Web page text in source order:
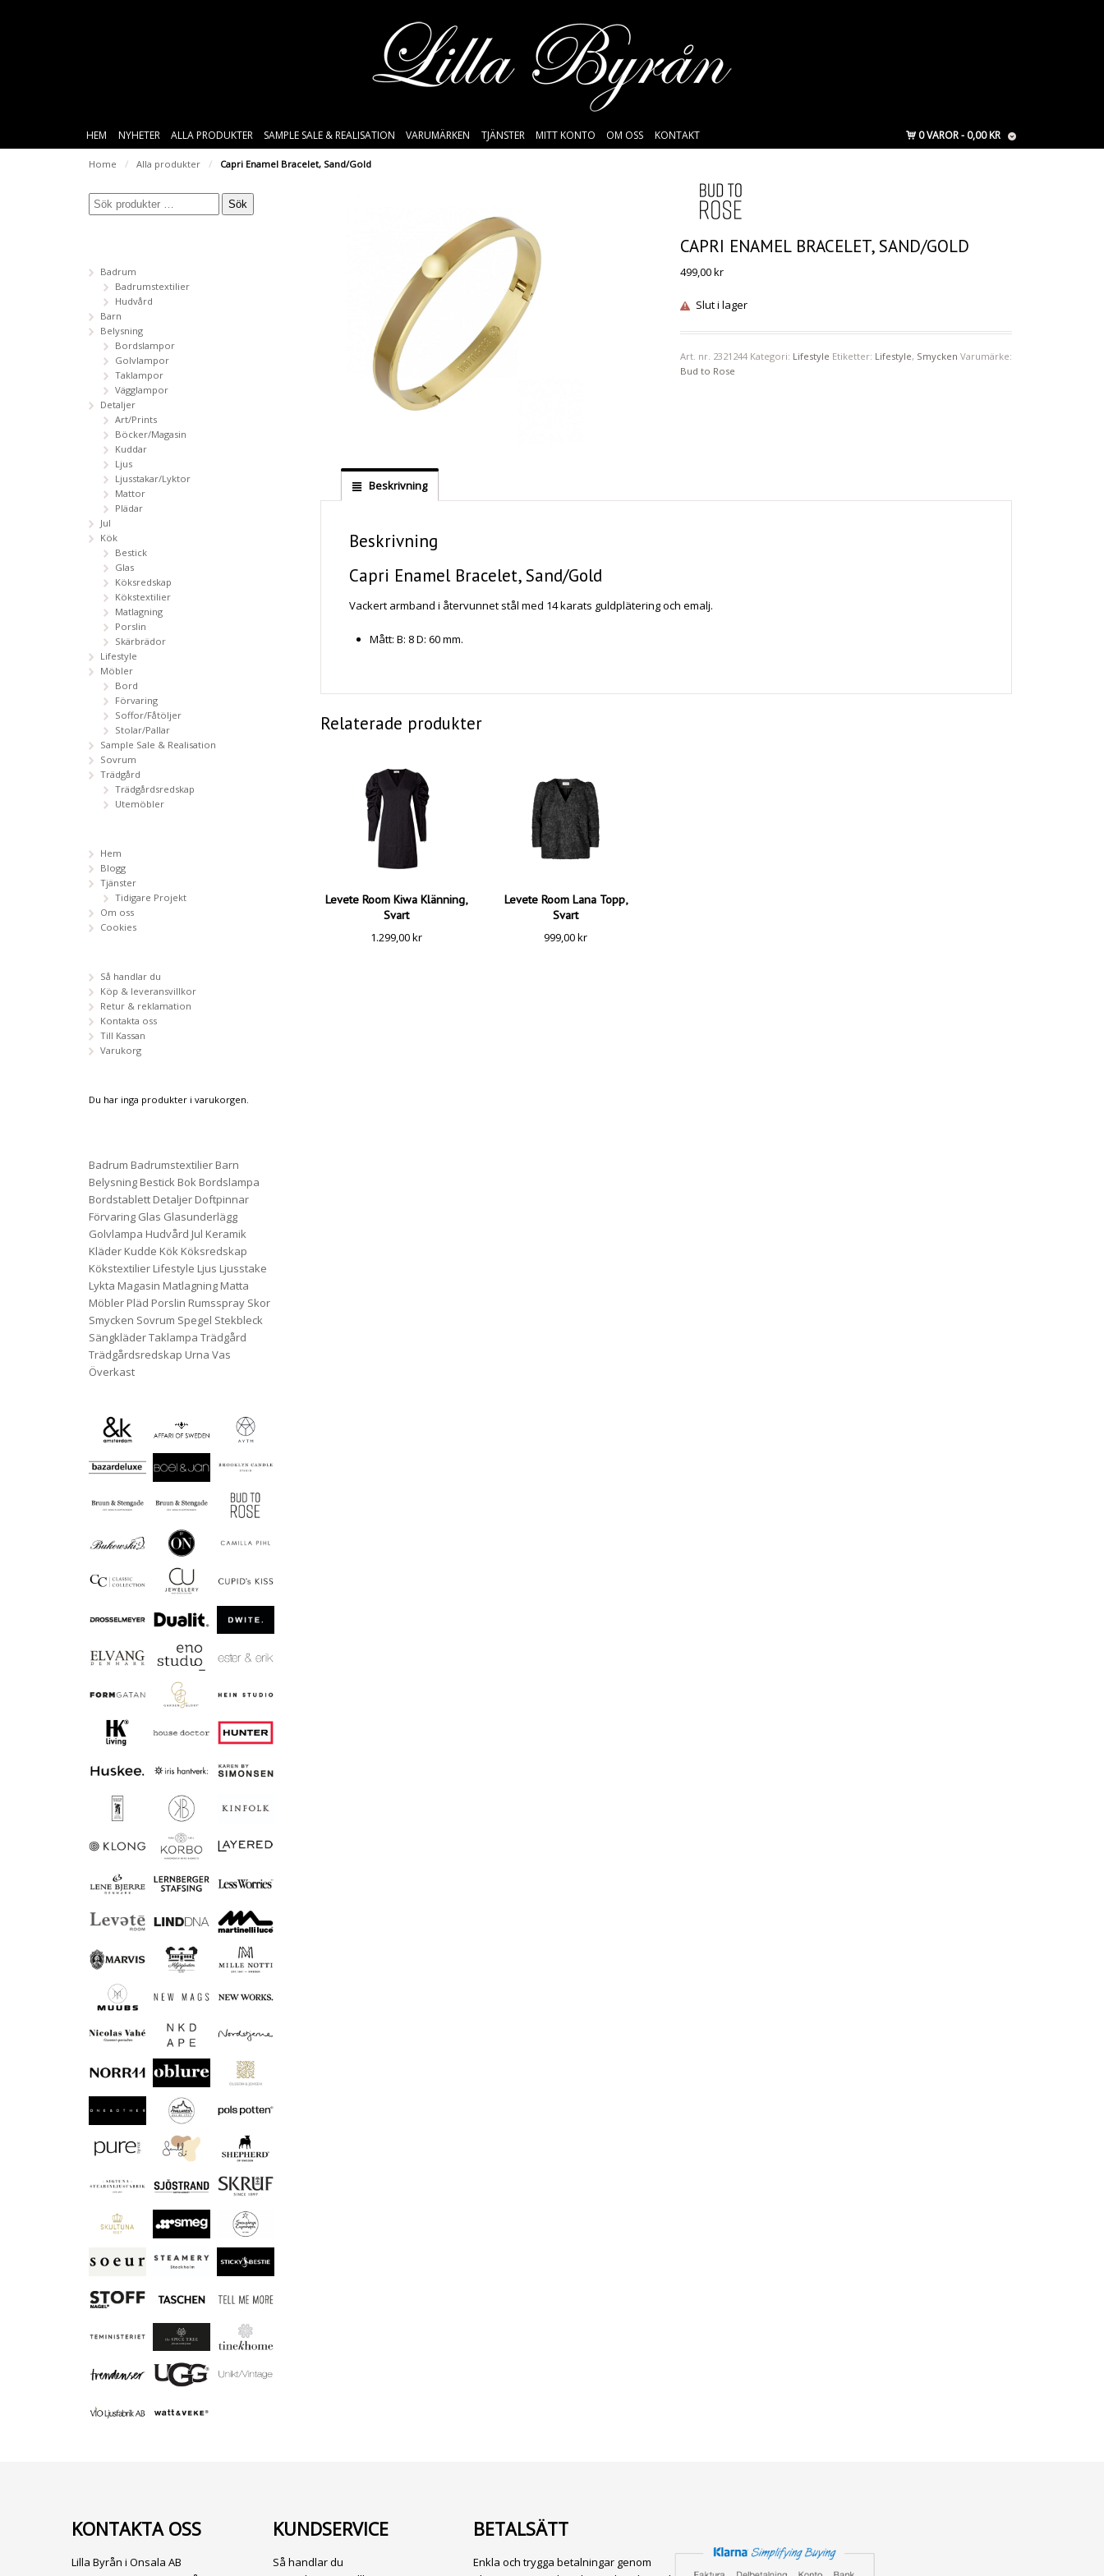
HEM NYHETER ALLA PRODUKTER SAMPLE SALE & REALISATION VARUMÄRKEN TJÄNSTER MITT KONTO OM OSS KONTAKT 0 VAROR 0,00 KR
Home / Alla produkter / Capri Enamel Bracelet, Sand/Gold
CAPRI ENAMEL BRACELET, SAND/GOLD
499,00kr
Slut i lager
Art. nr. 2321244 Kategori: Lifestyle Etiketter: Lifestyle, Smycken Varumärke:
Bud to Rose
Beskrivning
Beskrivning
Capri Enamel Bracelet, Sand/Gold
Vackert armband i återvunnet stål med 14 karats guldplätering och emalj.
Mått: B: 8 D: 60 mm.
Relaterade produkter
Levete Room Kiwa Klänning,
Svart
1.299,00kr
Levete Room Lana Topp,
Svart
999,00kr
Sök
Badrum
Badrumstextilier
Hudvård
Barn
Belysning
Bordslampor
Golvlampor
Taklampor
Vägglampor
Detaljer
Art/Prints
Böcker/Magasin
Kuddar
Ljus
Ljusstakar/Lyktor
Mattor
Plädar
Jul
Kök
Bestick
Glas
Köksredskap
Kökstextilier
Matlagning
Porslin
Skärbrädor
Lifestyle
Möbler
Bord
Förvaring
Soffor/Fåtöljer
Stolar/Pallar
Sample Sale & Realisation
Sovrum
Trädgård
Trädgårdsredskap
Utemöbler
Hem
Blogg
Tjänster
Tidigare Projekt
Om oss
Cookies
Så handlar du
Köp & leveransvillkor
Retur & reklamation
Kontakta oss
Till Kassan
Varukorg
Du har inga produkter i varukorgen.
Badrum Badrumstextilier Barn
Belysning Bestick Bok Bordslampa
Bordstablett Detaljer Doftpinnar
Förvaring Glas Glasunderlägg
Golvlampa Hudvård Jul Keramik
Kläder Kudde Kök Köksredskap
Kökstextilier Lifestyle Ljus Ljusstake
Lykta Magasin Matlagning Matta
Möbler Pläd Porslin Rumsspray Skor
Smycken Sovrum Spegel Stekbleck
SängkläderTaklampa Trädgård
Trädgårdsredskap Urna Vas
Överkast
KONTAKTA OSS
Lilla Byrån i Onsala AB
KUNDSERVICE
Så handlar du
BETALSÄTT
Enkla och trygga betalningar genom